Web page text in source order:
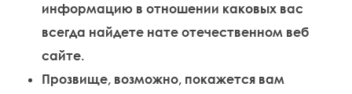
информацию в отношении каковых вас
всегда найдете нате отечественном веб
сайте.
Прозвище, возможно, покажется вам